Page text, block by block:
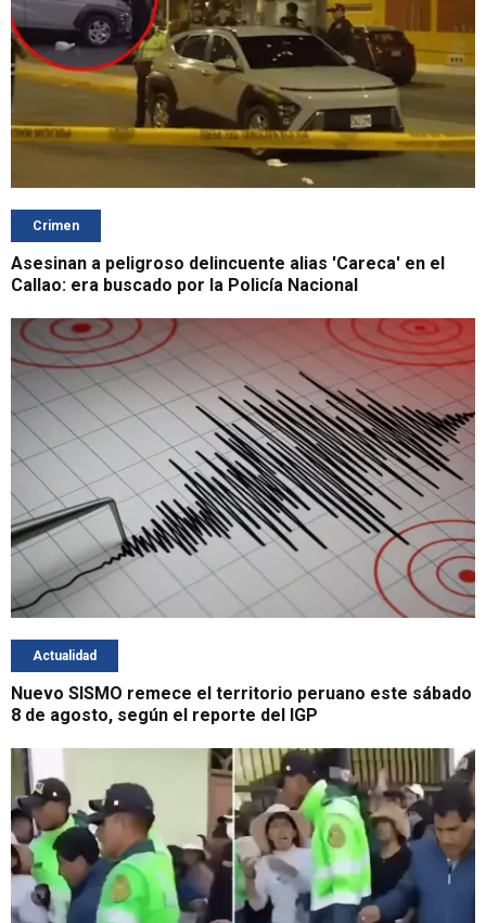
Crimen
Asesinan a peligroso delincuente alias 'Careca' en el
Callao: era buscado por la Policía Nacional
Actualidad
Nuevo SISMO remece el territorio peruano este sábado
8 de agosto, según el reporte del IGP